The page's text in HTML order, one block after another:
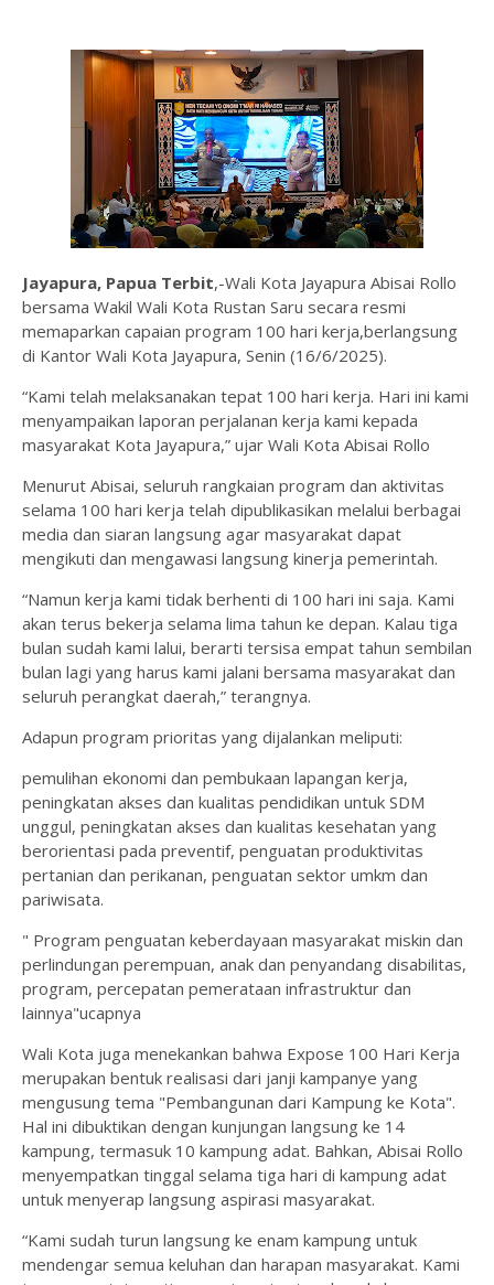
Jayapura, Papua Terbit,-Wali Kota Jayapura Abisai Rollo
bersama Wakil Wali Kota Rustan Saru secara resmi
memaparkan capaian program 100 hari kerja,berlangsung
di Kantor Wali Kota Jayapura, Senin (16/6/2025).
“Kami telah melaksanakan tepat 100 hari kerja. Hari ini kami
menyampaikan laporan perjalanan kerja kami kepada
masyarakat Kota Jayapura,” ujar Wali Kota Abisai Rollo
Menurut Abisai, seluruh rangkaian program dan aktivitas
selama 100 hari kerja telah dipublikasikan melalui berbagai
media dan siaran langsung agar masyarakat dapat
mengikuti dan mengawasi langsung kinerja pemerintah.
“Namun kerja kami tidak berhenti di 100 hari ini saja. Kami
akan terus bekerja selama lima tahun ke depan. Kalau tiga
bulan sudah kami lalui, berarti tersisa empat tahun sembilan
bulan lagi yang harus kami jalani bersama masyarakat dan
seluruh perangkat daerah,” terangnya.
Adapun program prioritas yang dijalankan meliputi:
pemulihan ekonomi dan pembukaan lapangan kerja,
peningkatan akses dan kualitas pendidikan untuk SDM
unggul, peningkatan akses dan kualitas kesehatan yang
berorientasi pada preventif, penguatan produktivitas
pertanian dan perikanan, penguatan sektor umkm dan
pariwisata.
" Program penguatan keberdayaan masyarakat miskin dan
perlindungan perempuan, anak dan penyandang disabilitas,
program, percepatan pemerataan infrastruktur dan
lainnya"ucapnya
Wali Kota juga menekankan bahwa Expose 100 Hari Kerja
merupakan bentuk realisasi dari janji kampanye yang
mengusung tema "Pembangunan dari Kampung ke Kota".
Hal ini dibuktikan dengan kunjungan langsung ke 14
kampung, termasuk 10 kampung adat. Bahkan, Abisai Rollo
menyempatkan tinggal selama tiga hari di kampung adat
untuk menyerap langsung aspirasi masyarakat.
“Kami sudah turun langsung ke enam kampung untuk
mendengar semua keluhan dan harapan masyarakat. Kami